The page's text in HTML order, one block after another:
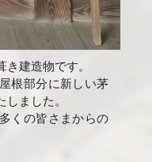
建造物です。
根部分に新しい茅
ました。
くの皆さまからの